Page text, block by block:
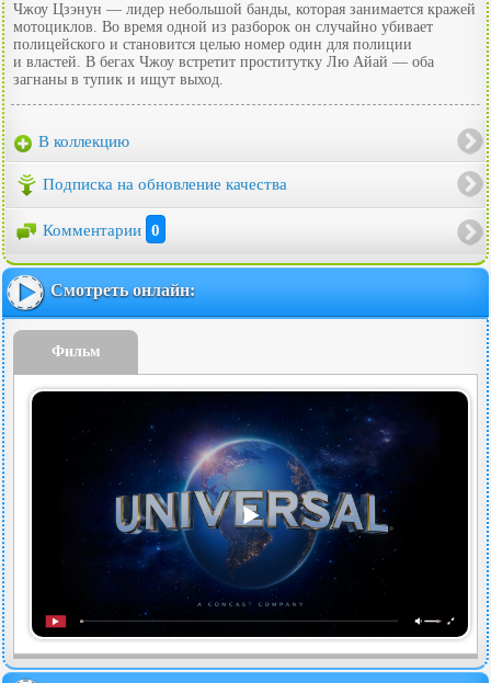
Чжоу Цзэнун — лидер небольшой банды, которая занимается кражей
мотоциклов. Во время одной из разборок он случайно убивает
полицейского и становится целью номер один для полиции
и властей. В бегах Чжоу встретит проститутку Лю Айай — оба
загнаны в тупик и ищут выход.
В коллекцию
Подписка на обновление качества
Комментарии 0
Смотреть онлайн:
Фильм